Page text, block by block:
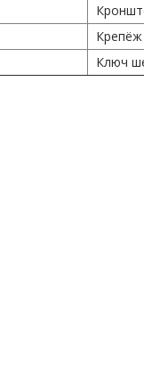
Крепёж
Ключ